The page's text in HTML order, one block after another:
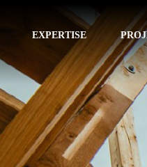
EXPERTISE